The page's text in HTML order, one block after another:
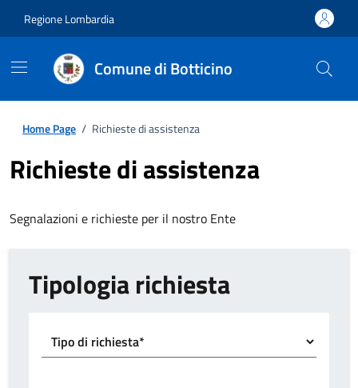
Regione Lombardia
Comune di Botticino
Home Page / Richieste di assistenza
Richieste di assistenza
Segnalazioni e richieste per il nostro Ente
Tipologia richiesta